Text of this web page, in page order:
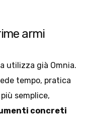
armi
utilizza già Omnia.
tempo, pratica
semplice,
concreti